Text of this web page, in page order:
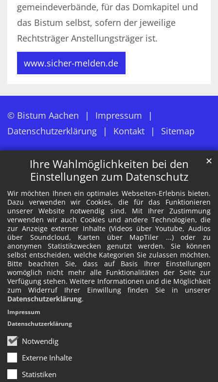
Ihre Wahlmöglichkeiten bei den
Einstellungen zum Datenschutz
Wir möchten Ihnen ein optimales Webseiten-Erlebnis bieten.
Dazu verwenden wir Cookies, die für das Funktionieren
unserer Website notwendig sind. Mit Ihrer Zustimmung
verwenden wir auch Cookies und andere Technologien, die
zur Anzeige externer Inhalte (Videos über Youtube, Audios
über Soundcloud, Karten über MapTiler ...) oder zu
anonymen Statistikzwecken genutzt werden. Sie können
selbst entscheiden, welche Kategorien Sie zulassen möchten.
Bitte beachten Sie, dass auf Basis Ihrer Einstellungen
womöglich nicht mehr alle Funktionalitäten der Seite zur
Verfügung stehen. Weitere Informationen und die Möglichkeit
zum Widerruf Ihrer Einwillung finden Sie in unserer
Datenschutzerklärung.
Notwendig
Externe Inhalte
Statistiken
✕
Impressum
Datenschutzerklärung
gemeindeverbände, für das Domkapitel und
das Bistum selbst, sofern der jeweilige
Rechtsträger Anstellungsträger ist.
www.sicher-melden.de
© Bistum Aachen
Impressum
Datenschutzerklärung
Kontakt Sitemap